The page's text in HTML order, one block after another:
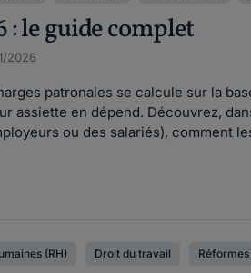
: le guide complet
2026
patronales se calcule sur la
assiette en dépend. Découvrez,
ou des salariés), comment
(RH) Droit du travail Réformes